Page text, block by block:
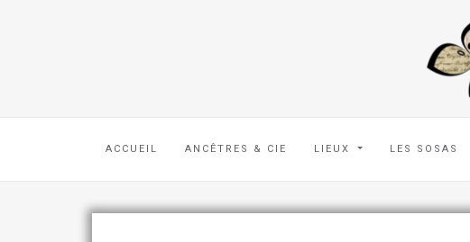
ACCUEIL ANCÊTRES & CIE LIEUX LES SOSAS